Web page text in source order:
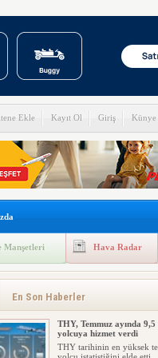
Ekle Kayıt Ol Giriş Künye
Manşetleri Hava Radar
En Son Haberler
THY, Temmuz ayında
yolcuya hizmet verdi
THY tarihinin en yüksek